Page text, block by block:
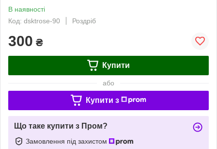
В наявності
Код: dsktrose-90
Роздріб
300 ₴
Купити
або
Купити з
Що таке купити з Пром?
Замовлення під захистом